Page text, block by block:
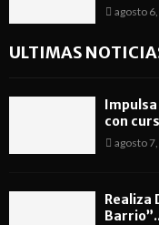
agosto
ULTIMAS
con
agosto
Realiza